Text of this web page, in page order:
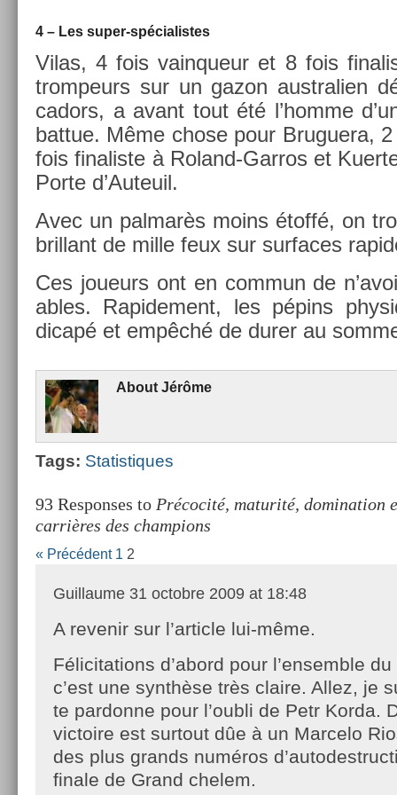
4 – Les super-spécialistes
Vilas, 4 fois vain­queur et 8 fois
trom­peurs sur un gazon australi­en
cadors, a avant tout été l’homme
bat­tue. Même chose pour Bruguera,
fois fin­alis­te à Roland-Garros et
Porte d’Auteuil.
Avec un pal­marès moins étoffé, on
bril­lant de mille feux sur sur­faces
Ces joueurs ont en com­mun de
ables. Rapide­ment, les pépins
dicapé et empêché de durer au
About Jérôme
Tags: Statis­tiques
93 Responses to Précocité, maturité, domination
carrières des champions
« Précédent 1 2
Guillaume 31 octobre 2009 at 18:48
A revenir sur l’article lui-même.
Félicitations d’abord pour l’ensemble
c’est une synthèse très claire. Allez, je
te pardonne pour l’oubli de Petr Korda.
victoire est surtout dûe à un Marcelo
des plus grands numéros
finale de Grand chelem.